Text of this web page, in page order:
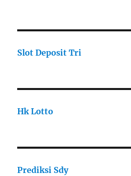
Slot Deposit Tri
Hk Lotto
Prediksi Sdy